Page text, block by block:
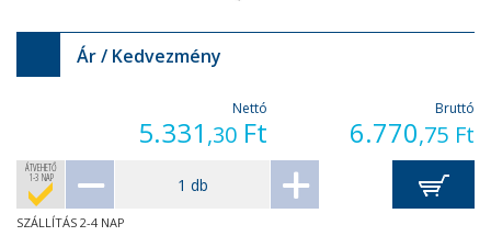
Ár / Kedvezmény
Nettó
5.331 ,30 Ft
Bruttó
6.770,75 Ft
ÁTVEHETŐ
1-3 NAP
SZÁLLÍTÁS 2-4 NAP